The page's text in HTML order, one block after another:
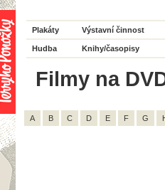
Plakáty Výstavní činnost
Hudba Knihy/časopisy
Filmy na
A B C D E F G